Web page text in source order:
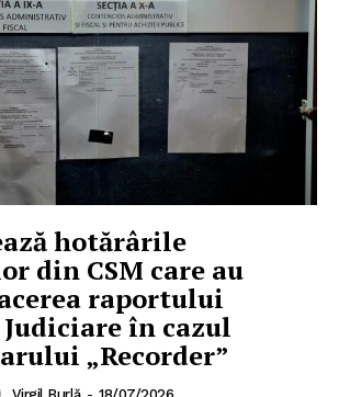
hotărârile
din CSM care au
raportului
în cazul
„Recorder”